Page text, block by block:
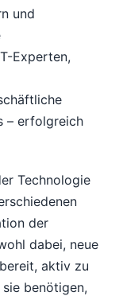
und
Experten,
– erfolgreich
Technologie
der
dabei, neue
aktiv zu
benötigen,